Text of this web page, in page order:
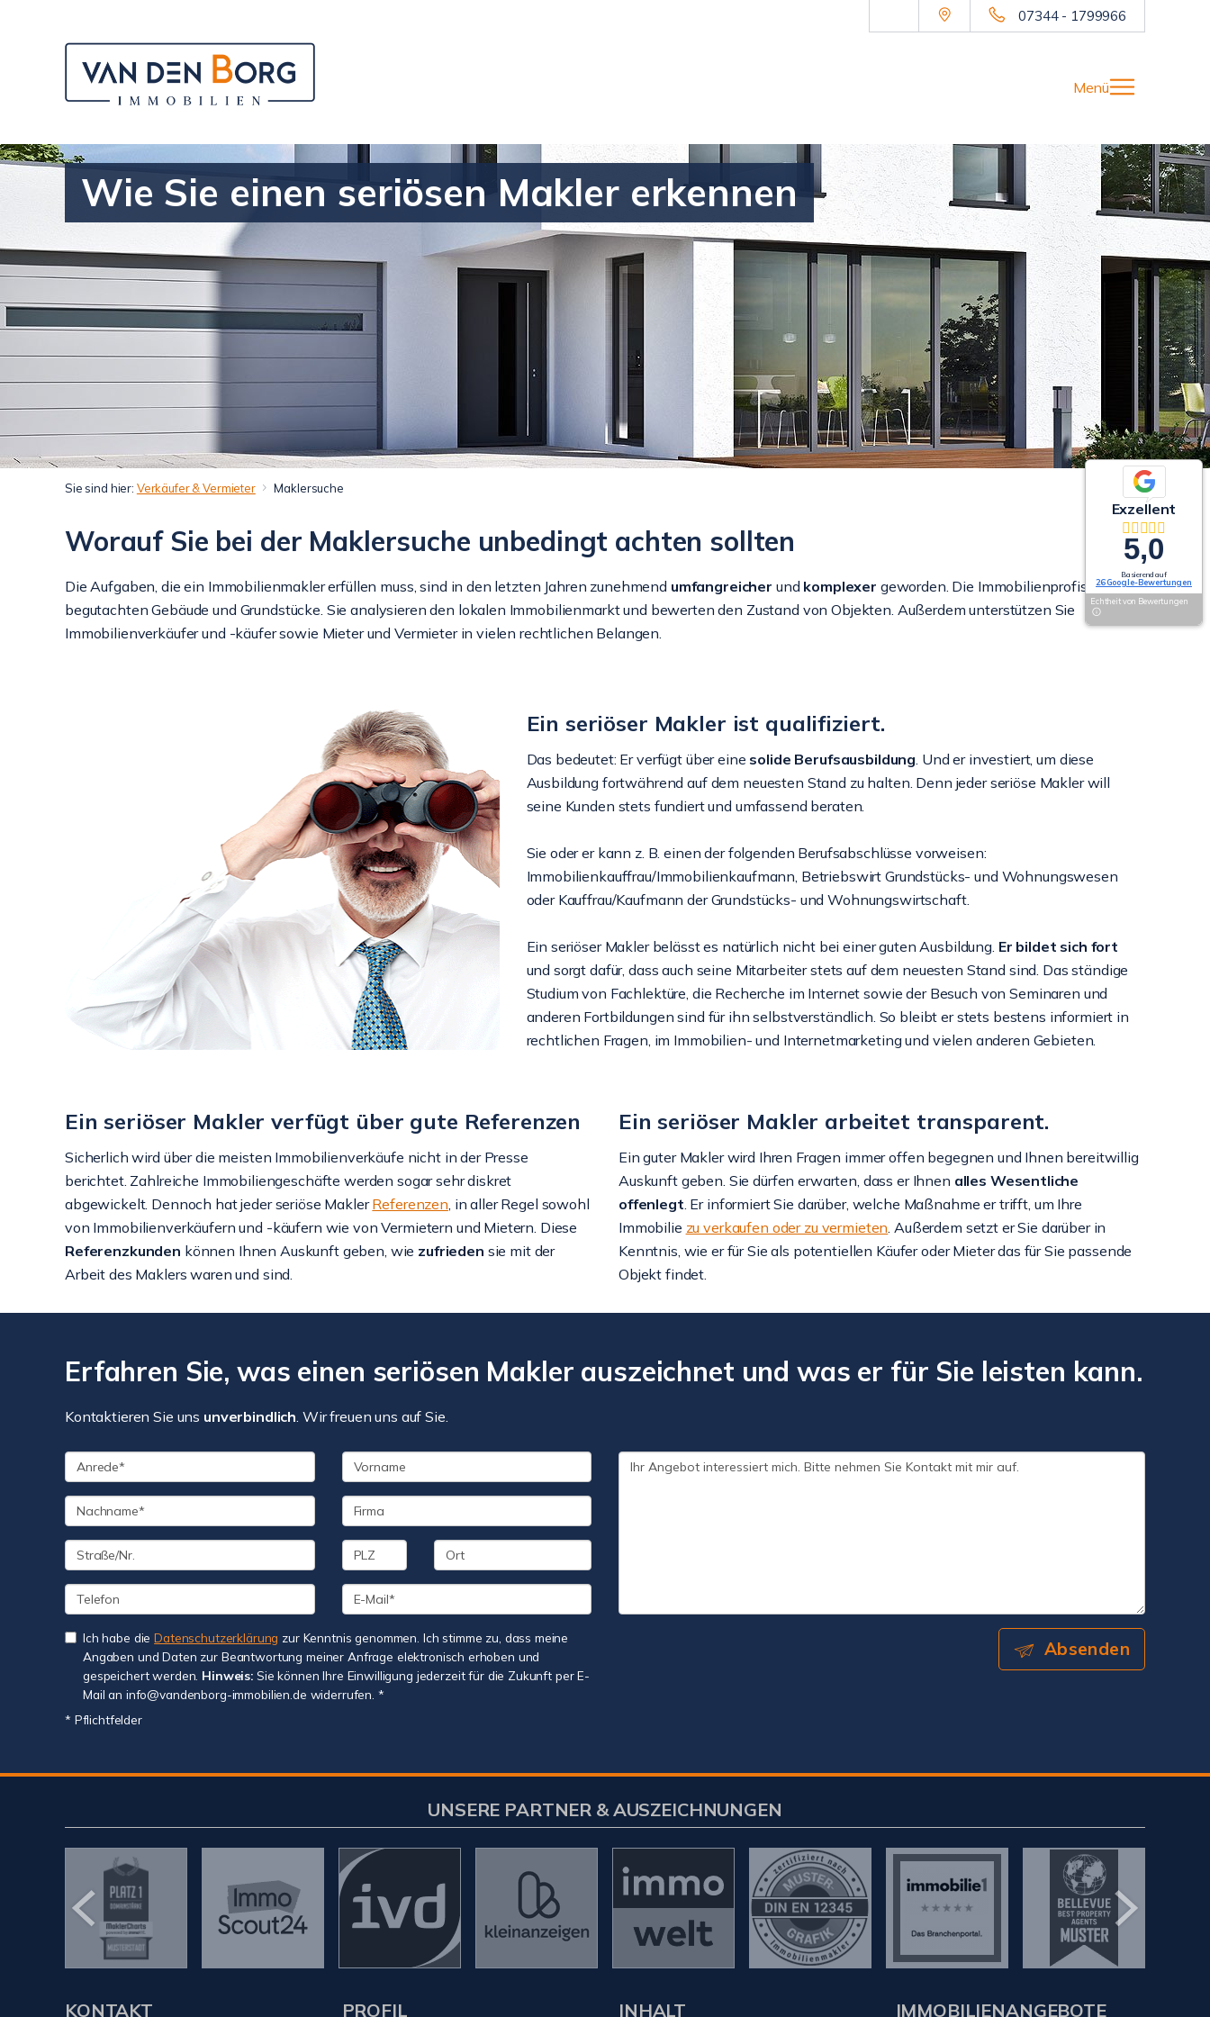
07344 - 1799966
Menü
Wie Sie einen seriösen Makler erkennen
Sie sind hier: Verkäufer & Vermieter Maklersuche
Worauf Sie bei der Maklersuche unbedingt achten sollten
Die Aufgaben, die ein Immobilienmakler erfüllen muss, sind in den letzten Jahren zunehmend umfangreicher und komplexer geworden. Die Immobilienprofis
begutachten Gebäude und Grundstücke. Sie analysieren den lokalen Immobilienmarkt und bewerten den Zustand von Objekten. Außerdem unterstützen Sie
Immobilienverkäufer und -käufer sowie Mieter und Vermieter in vielen rechtlichen Belangen.
Ein seriöser Makler ist qualifiziert.
Das bedeutet: Er verfügt über eine solide Berufsausbildung. Und er investiert, um diese
Ausbildung fortwährend auf dem neuesten Stand zu halten. Denn jeder seriöse Makler will
seine Kunden stets fundiert und umfassend beraten.
Sie oder er kann z. B. einen der folgenden Berufsabschlüsse vorweisen:
Immobilienkauffrau/Immobilienkaufmann, Betriebswirt Grundstücks- und Wohnungswesen
oder Kauffrau/Kaufmann der Grundstücks- und Wohnungswirtschaft.
Ein seriöser Makler belässt es natürlich nicht bei einer guten Ausbildung. Er bildet sich fort
und sorgt dafür, dass auch seine Mitarbeiter stets auf dem neuesten Stand sind. Das ständige
Studium von Fachlektüre, die Recherche im Internet sowie der Besuch von Seminaren und
anderen Fortbildungen sind für ihn selbstverständlich. So bleibt er stets bestens informiert in
rechtlichen Fragen, im Immobilien- und Internetmarketing und vielen anderen Gebieten.
Ein seriöser Makler verfügt über gute Referenzen
Sicherlich wird über die meisten Immobilienverkäufe nicht in der Presse
berichtet. Zahlreiche Immobiliengeschäfte werden sogar sehr diskret
abgewickelt. Dennoch hat jeder seriöse MaklerReferenzen, in aller Regel sowohl
von Immobilienverkäufern und -käufern wie von Vermietern und Mietern. Diese
Referenzkunden können Ihnen Auskunft geben, wie zufrieden sie mit der
Arbeit des Maklers waren und sind.
Ein seriöser Makler arbeitet transparent.
Ein guter Makler wird Ihren Fragen immer offen begegnen und Ihnen bereitwillig
Auskunft geben. Sie dürfen erwarten, dass er Ihnen alles Wesentliche
offenlegt. Er informiert Sie darüber, welche Maßnahme er trifft, um Ihre
Immobilie zu verkaufen oder zu vermieten. Außerdem setzt er Sie darüber in
Kenntnis, wie er für Sie als potentiellen Käufer oder Mieter das für Sie passende
Objekt findet.
Erfahren Sie, was einen seriösen Makler auszeichnet und was er für Sie leisten kann.
Kontaktieren Sie uns unverbindlich. Wir freuen uns auf Sie.
Ich habe dieDatenschutzerklärung zur Kenntnis genommen. Ich stimme zu, dass meine
Angaben und Daten zur Beantwortung meiner Anfrage elektronisch erhoben und
gespeichert werden. Hinweis:Sie können Ihre Einwilligung jederzeit für die Zukunft per E-
Mail an info@vandenborg-immobilien.de widerrufen. *
* Pflichtfelder
Absenden
Exzellent
5,0
Basierend auf
26 Google-Bewertungen
Echtheit von Bewertungen
UNSERE PARTNER & AUSZEICHNUNGEN
KONTAKT PROFIL INHALT IMMOBILIENANGEBOTE